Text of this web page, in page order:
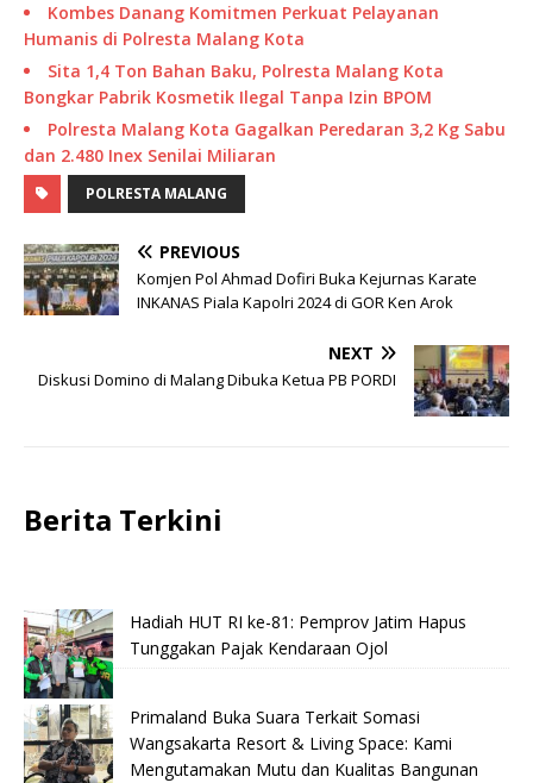
Kombes Danang Komitmen Perkuat Pelayanan
Humanis di Polresta Malang Kota
Sita 1,4 Ton Bahan Baku, Polresta Malang Kota
Bongkar Pabrik Kosmetik Ilegal Tanpa Izin BPOM
Polresta Malang Kota Gagalkan Peredaran 3,2 Kg Sabu
dan 2.480 Inex Senilai Miliaran
POLRESTA MALANG
PREVIOUS
Komjen Pol Ahmad Dofiri Buka Kejurnas Karate
INKANAS Piala Kapolri 2024 di GOR Ken Arok
NEXT
Diskusi Domino di Malang Dibuka Ketua PB PORDI
Berita Terkini
Hadiah HUT RI ke-81: Pemprov Jatim Hapus
Tunggakan Pajak Kendaraan Ojol
Primaland Buka Suara Terkait Somasi
Wangsakarta Resort & Living Space: Kami
Mengutamakan Mutu dan Kualitas Bangunan